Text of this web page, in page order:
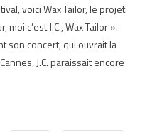
voici Wax Tailor, le projet
c’est J.C., Wax Tailor ».
son concert, qui ouvrait la
J.C. paraissait encore